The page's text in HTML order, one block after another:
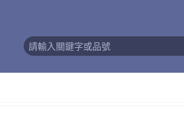
商店簡介 商